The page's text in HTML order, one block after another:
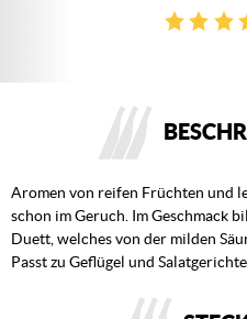
Aromen von reifen Früchten und
schon im Geruch. Im Geschmack
Duett, welches von der milden
Passt zu Geflügel und